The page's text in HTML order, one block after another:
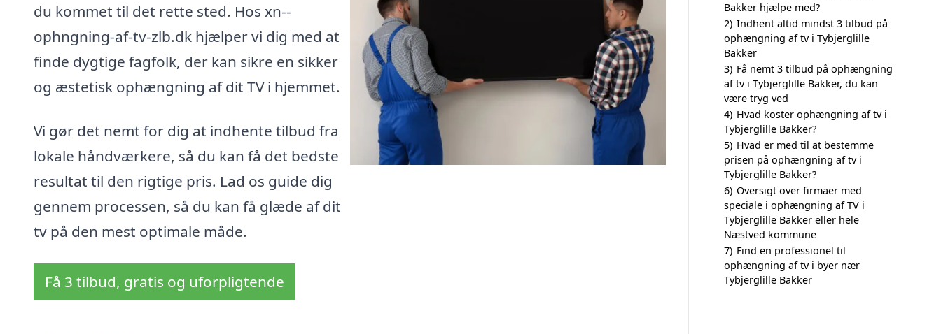
du kommet til det rette sted. Hos xn--
ophngning-af-tv-zlb.dk hjælper vi dig med at
finde dygtige fagfolk, der kan sikre en sikker
og æstetisk ophængning af dit TV i hjemmet.
Vi gør det nemt for dig at indhente tilbud fra
lokale håndværkere, så du kan få det bedste
resultat til den rigtige pris. Lad os guide dig
gennem processen, så du kan få glæde af dit
tv på den mest optimale måde.
Få 3 tilbud, gratis og uforpligtende
Bakker hjælpe med?
2) Indhent altid mindst 3 tilbud på
ophængning af tv i Tybjerglille
Bakker
3) Få nemt 3 tilbud på ophængning
af tv i Tybjerglille Bakker, du kan
være tryg ved
4) Hvad koster ophængning af tv i
Tybjerglille Bakker?
5) Hvad er med til at bestemme
prisen på ophængning af tv i
Tybjerglille Bakker?
6) Oversigt over firmaer med
speciale i ophængning af TV i
Tybjerglille Bakker eller hele
Næstved kommune
7) Find en professionel til
ophængning af tv i byer nær
Tybjerglille Bakker